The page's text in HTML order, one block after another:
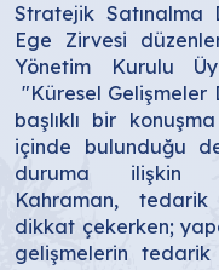
Stratejik Satınalma
Ege Zirvesi
Yönetim Kurulu
"Küresel Gelişmeler
başlıklı bir
içinde bulunduğu
duruma ilişkin
Kahraman,
dikkat çekerken;
gelişmelerin